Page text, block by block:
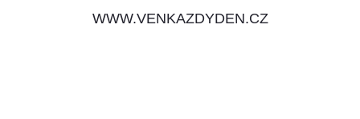
WWW.VENKAZDYDEN.CZ